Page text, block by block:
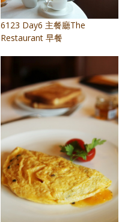
6123 Day6 主餐廳The
Restaurant 早餐